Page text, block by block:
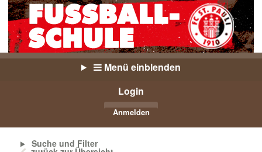
Menü einblenden
Login
Anmelden
Suche und Filter